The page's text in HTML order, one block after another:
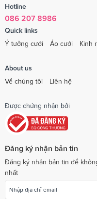
Hotline
086 207 8986
Quick links
Ý tưởng cưới
Áo cưới Kinh
About us
Về chúng tôi
Liên hệ
Được chứng nhận bởi
Đăng ký nhận bản tin
Đăng ký nhận bản tin để
nhất